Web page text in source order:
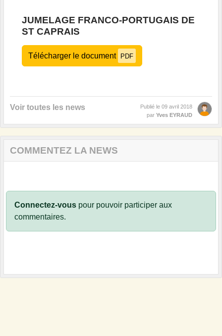
JUMELAGE FRANCO-PORTUGAIS DE
ST CAPRAIS
Télécharger le document PDF
Voir toutes les news Publié le 09 avril 2018
par Yves EYRAUD
COMMENTEZ LA NEWS
Connectez-vous pour pouvoir participer aux
commentaires.